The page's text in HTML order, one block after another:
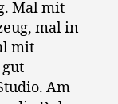
Mal mit
mal in
mit
Am